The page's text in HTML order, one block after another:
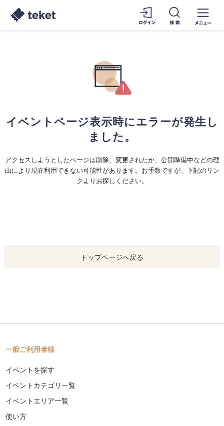
イベントページ表示時にエラーが発生し
ました。
アクセスしようとしたページは削除、変更されたか、公開準備中などの理
由により現在利用できない可能性があります。お手数ですが、下記のリン
クよりお探しください。
トップページへ戻る
一般ご利用者様
イベントを探す
イベントカテゴリ一覧
イベントエリア一覧
使い方